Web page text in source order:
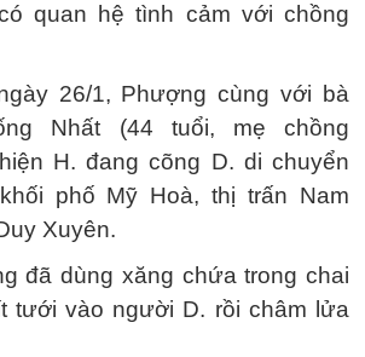
quan hệ tình cảm với chồng
26/1, Phượng cùng với bà
Nhất (44 tuổi, mẹ chồng
H. đang cõng D. di chuyển
phố Mỹ Hoà, thị trấn Nam
Xuyên.
đã dùng xăng chứa trong chai
tưới vào người D. rồi châm lửa